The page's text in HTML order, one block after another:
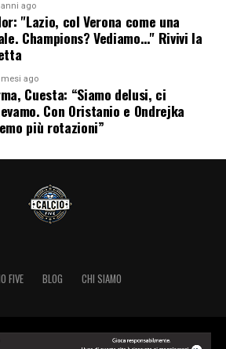
anni ago
"Lazio, col Verona come una
Champions? Vediamo…" Rivivi la
mesi ago
Cuesta: “Siamo delusi, ci
Con Oristanio e Ondrejka
più rotazioni”
FIVE BLOG CHI SIAMO